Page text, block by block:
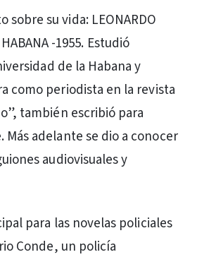
sobre su vida: LEONARDO
-1955. Estudió
de la Habana y
como periodista en la revista
también escribió para
adelante se dio a conocer
audiovisuales y
para las novelas policiales
Conde, un policía